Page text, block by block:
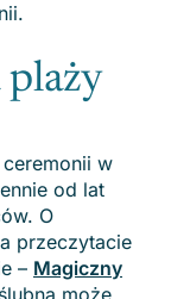
plaży
w
od lat
O
przeczytacie
– Magiczny
może